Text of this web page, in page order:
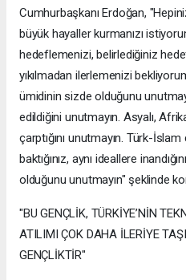
Cumhurbaşkanı Erdoğan,
büyük hayaller kurmanızı
hedeflemenizi, belirlediğiniz
yıkılmadan ilerlemenizi
ümidinin sizde olduğunu
edildiğini unutmayın. Asyalı,
çarptığını unutmayın. Türk-
baktığınız, aynı ideallere
olduğunu unutmayın" şeklinde
"BU GENÇLİK, TÜRKİYE’NİN
ATILIMI ÇOK DAHA İLERİYE
GENÇLİKTİR"